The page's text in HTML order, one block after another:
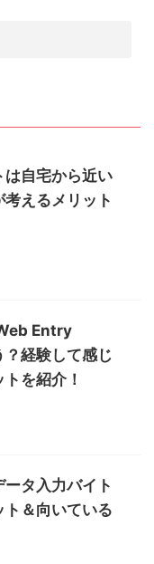
は自宅から近い
えるメリット
Entry
経験して感じ
を紹介！
タ入力バイト
＆向いている